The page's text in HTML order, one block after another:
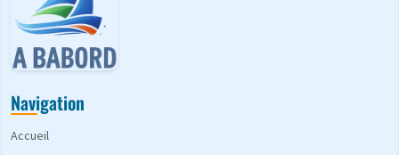
Navigation
Accueil